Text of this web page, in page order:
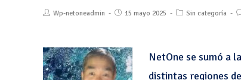
Wp-netoneadmin 15 mayo 2025 Sin categoría
NetOne se sumó a
distintas regiones